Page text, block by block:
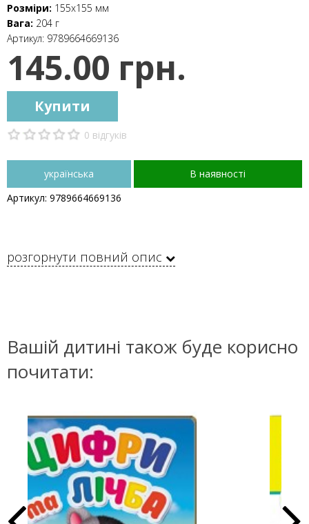
Розміри: 155х155 мм
Вага: 204 г
Артикул: 9789664669136
145.00 грн.
Купити
0 відгуків
українська
В наявності
Артикул: 9789664669136
розгорнути повний опис
Вашій дитині також буде корисно
почитати: